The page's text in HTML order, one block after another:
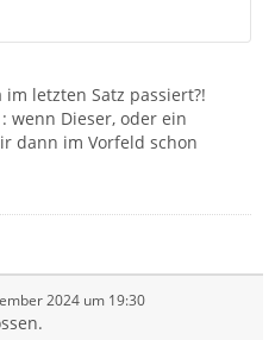
letzten Satz passiert?!
wenn Dieser, oder ein
dann im Vorfeld schon
2024 um 19:30